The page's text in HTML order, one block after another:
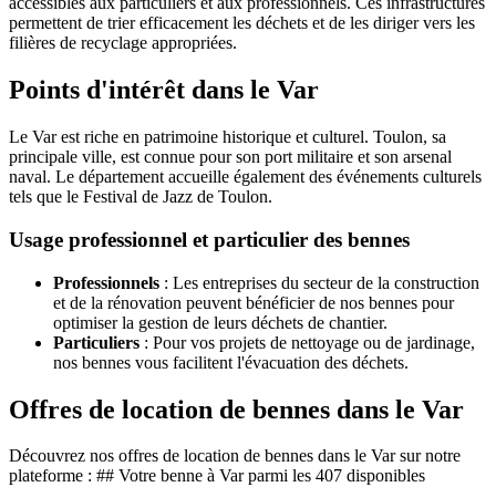
permettent de trier efficacement les déchets et de les diriger vers les
filières de recyclage appropriées.
Points d'intérêt dans le Var
Le Var est riche en patrimoine historique et culturel. Toulon, sa
principale ville, est connue pour son port militaire et son arsenal
naval. Le département accueille également des événements culturels
tels que le Festival de Jazz de Toulon.
Usage professionnel et particulier des bennes
Professionnels : Les entreprises du secteur de la construction
et de la rénovation peuvent bénéficier de nos bennes pour
optimiser la gestion de leurs déchets de chantier.
Particuliers : Pour vos projets de nettoyage ou de jardinage,
nos bennes vous facilitent l'évacuation des déchets.
Offres de location de bennes dans le Var
Découvrez nos offres de location de bennes dans le Var sur notre
plateforme : ## Votre benne à Var parmi les 407 disponibles